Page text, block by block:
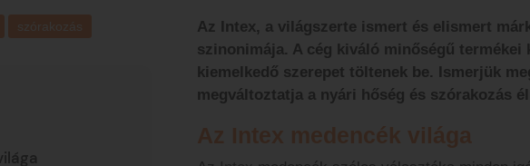
szórakozás
Az Intex, a világszerte ismert és elismert
szinonimája. A cég kiváló minőségű
kiemelkedő szerepet töltenek be. Ismerjük
megváltoztatja a nyári hőség és szórakozás
Az Intex medencék világa